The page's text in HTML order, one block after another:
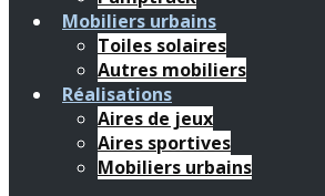
Mobiliers urbains
Toiles solaires
Autres mobiliers
Réalisations
Aires de jeux
Aires sportives
Mobiliers urbains